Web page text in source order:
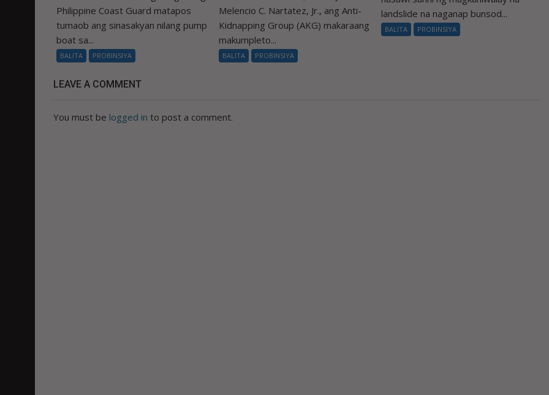
Philippine Coast Guard matapos
tumaob ang sinasakyan nilang pump
boat sa...
BALITA PROBINSIYA
Melencio C. Nartatez, Jr., ang Anti-
Kidnapping Group (AKG) makaraang
makumpleto...
BALITA PROBINSIYA
landslide na naganap bunsod...
BALITA PROBINSIYA
LEAVE A COMMENT
You must be logged in to post a comment.